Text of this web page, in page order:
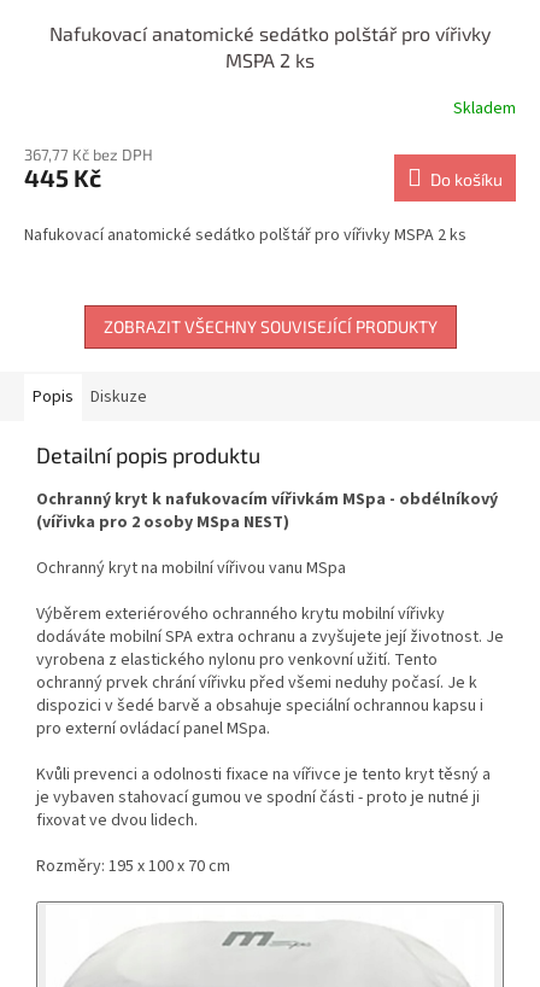
Nafukovací anatomické sedátko polštář pro vířivky
MSPA 2 ks
Skladem
367,77 Kč bez DPH
445 Kč Do košíku
Nafukovací anatomické sedátko polštář pro vířivky MSPA 2 ks
ZOBRAZIT VŠECHNY SOUVISEJÍCÍ PRODUKTY
Popis Diskuze
Detailní popis produktu
Ochranný kryt k nafukovacím vířivkám MSpa - obdélníkový
(vířivka pro 2 osoby MSpa NEST)
Ochranný kryt na mobilní vířivou vanu MSpa
Výběrem exteriérového ochranného krytu mobilní vířivky
dodáváte mobilní SPA extra ochranu a zvyšujete její životnost. Je
vyrobena z elastického nylonu pro venkovní užití. Tento
ochranný prvek chrání vířivku před všemi neduhy počasí. Je k
dispozici v šedé barvě a obsahuje speciální ochrannou kapsu i
pro externí ovládací panel MSpa.
Kvůli prevenci a odolnosti fixace na vířivce je tento kryt těsný a
je vybaven stahovací gumou ve spodní části - proto je nutné ji
fixovat ve dvou lidech.
Rozměry: 195 x 100 x 70 cm